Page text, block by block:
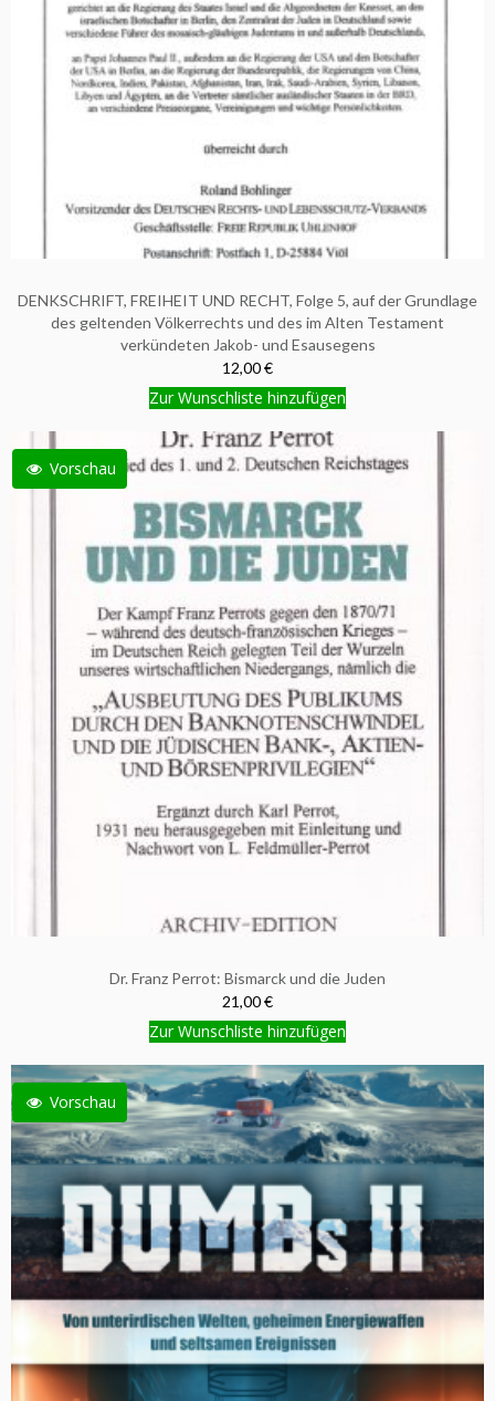
DENKSCHRIFT, FREIHEIT UND RECHT, Folge 5, auf der Grundlage
des geltenden Völkerrechts und des im Alten Testament
verkündeten Jakob- und Esausegens
12,00 €
Zur Wunschliste hinzufügen
Vorschau
Dr. Franz Perrot: Bismarck und die Juden
21,00 €
Zur Wunschliste hinzufügen
Vorschau